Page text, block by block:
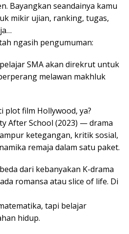
Bayangkan seandainya kamu
mikir ujian, ranking, tugas,
ngasih pengumuman:
SMA akan direkrut untuk
melawan makhluk
plot film Hollywood, ya?
After School (2023) — drama
ketegangan, kritik sosial,
remaja dalam satu paket.
dari kebanyakan K-drama
romansa atau slice of life. Di
tapi belajar
hidup.